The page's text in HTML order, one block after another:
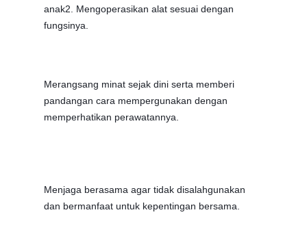
anak2. Mengoperasikan alat sesuai dengan
fungsinya.
Merangsang minat sejak dini serta memberi
pandangan cara mempergunakan dengan
memperhatikan perawatannya.
Menjaga berasama agar tidak disalahgunakan
dan bermanfaat untuk kepentingan bersama.